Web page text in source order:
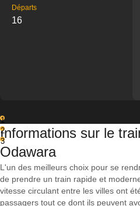
Départs
16
1
2
3
Informations sur le
Odawara
L'un des meilleurs choix pour se
de prendre un train rapide et
vitesse circulant entre les villes ont
passagers tout ce dont ils peuvent